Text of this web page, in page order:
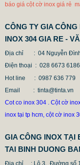
MẪU
báo giá cột cờ inox giá rẻ
CÔNG TY GIA
INOX 304 GIA RE -
Địa chỉ
: 04 Nguyễn
Điện thoại : 028 6673
Hot line
: 0987
Email
:
Cot co inox 304 . Cột cờ
inox tại tp hcm, cột cờ inox
GIA CÔNG INOX TẠI
TAI BINH DUONG
Địa chỉ : Lô 3, Đường số